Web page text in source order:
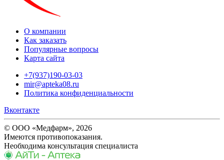
О компании
Как заказать
Популярные вопросы
Карта сайта
+7(937)190-03-03
mir@apteka08.ru
Политика конфиденциальности
Вконтакте
© ООО «Медфарм», 2026
Имеются противопоказания.
Необходима консультация специалиста